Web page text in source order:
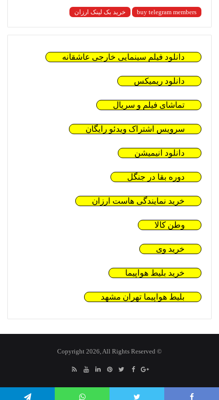
buy telegram members خرید بک لینک ارزان
دانلود فیلم سینمایی خارجی عاشقانه
دانلود ریمیکس
تماشای فیلم و سریال
سرویس اشتراک ویدئو رایگان
دانلود انیمیشن
دوره بقا در جنگل
خرید نمایندگی هاست ارزان
وطن کالا
خرید وی
خرید بلیط هواپیما
بلیط هواپیما تهران مشهد
© Copyright 2026, All Rights Reserved